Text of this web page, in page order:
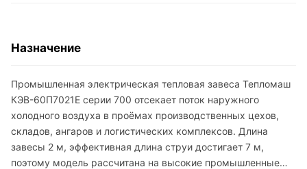
Назначение
Промышленная электрическая тепловая завеса Тепломаш
КЭВ-60П7021E серии 700 отсекает поток наружного
холодного воздуха в проёмах производственных цехов,
складов, ангаров и логистических комплексов. Длина
завесы 2 м, эффективная длина струи достигает 7 м,
поэтому модель рассчитана на высокие промышленные